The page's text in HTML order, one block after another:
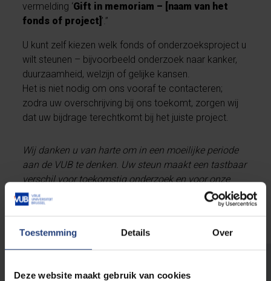
Toestemming Details Over
Deze website maakt gebruik van cookies
vermelding ‘Gift in memoriam – [naam van het
fonds of project] ’.”
U kunt zelf kiezen welk fonds of onderzoeksproject u
wilt steunen – bijvoorbeeld onderzoek naar kanker,
duurzaamheid, welzijn of gelijke kansen.
Het is niet nodig om ons vooraf te contacteren;
zodra uw overschrijving bij ons toekomt, zorgen wij
dat uw bijdrage terechtkomt bij het juiste project.
Wij danken u van harte om in een moeilijke periode
aan de VUB te denken. Uw steun maakt een tastbaar
verschil voor toekomstig onderzoek en voor onze
gemeenschap.
Uw fiscaal voordeel